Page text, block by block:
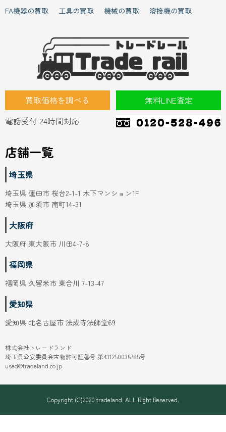
買取価格を調べる
無料LINE査定
電話受付 24時間対応
店舗一覧
埼玉県
埼玉県 蓮田市 桜台2-1-1 木下マンション1F
埼玉県 加須市 南町14-31
大阪府
大阪府 東大阪市 川田4-7-8
福岡県
福岡県 久留米市 東合川 7-13-47
愛知県
愛知県 北名古屋市 法成寺法師堂69
株式会社トレードランド
埼玉県公安委員会古物許可証番号 第431250035785号
used@tradeland.co.jp
FA機器の買取
工具の買取 機械の買取 溶接機の買取
Copyright (C)2020 tradeland. ALL Right Reserved.